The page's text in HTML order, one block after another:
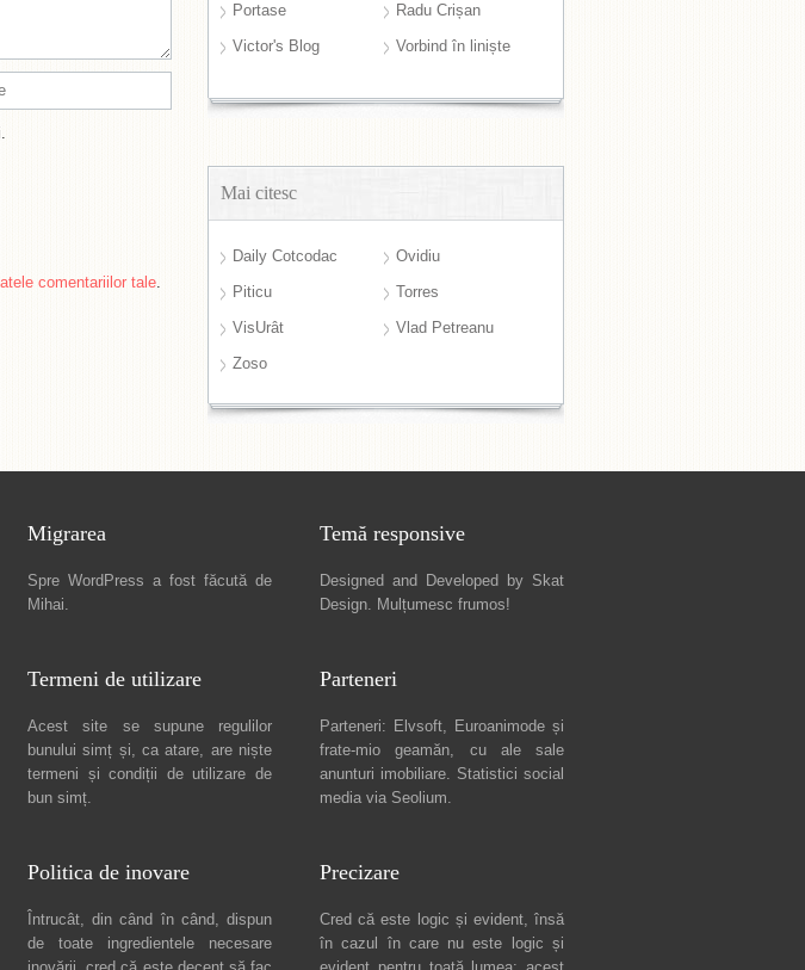
comentariilor tale.
Portase
Radu Crișan
Victor's Blog
Vorbind în liniște
Mai citesc
Daily Cotcodac
Ovidiu
Piticu
Torres
VisUrât
Vlad Petreanu
Zoso
Migrarea
Spre WordPress a fost făcută de
Mihai.
Temă responsive
Designed and Developed by Skat
Design. Mulțumesc frumos!
Termeni de utilizare
Acest site se supune regulilor
bunului simț și, ca atare, are niște
termeni și condiții de utilizare de
bun simț.
Parteneri
Parteneri: Elvsoft, Euroanimode și
frate-mio geamăn, cu ale sale
anunturi imobiliare. Statistici social
media via Seolium.
Politica de inovare
Întrucât, din când în când, dispun
de toate ingredientele necesare
Precizare
Cred că este logic și evident, însă
în cazul în care nu este logic și